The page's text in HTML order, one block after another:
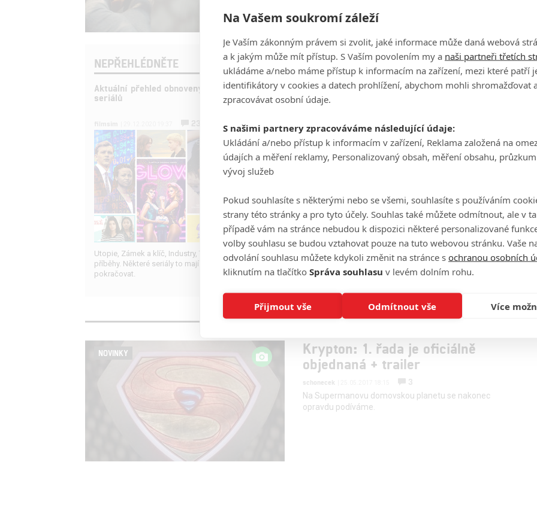
NEPŘEHLÉDNĚTE
Aktuální přehled obnovených i zrušených
seriálů
Utopie, Zámek a klíč, Industry, Ted Lasso nebo Kačeří
příběhy. Některé seriály to mají spočítané, jiné budou
pokračovat.
Ester a Karolína: ČT nabídla dva vynikající
pohledy na lidskou nezlomnost
| 16.01.2021 18:00 3
Zdaleka nejlepší českou novinkou letošního roku
jsou dva zdánlivě obyčejné příběhy známé
moderátorky a běžné podnikatelky.
NOVINKY
Krypton: 1. řada je oficiálně
objednaná + trailer
schonecek
3
Na Supermanovu domovskou planetu se nakonec
opravdu podíváme.
Na Vašem soukromí záleží
Je Vaším zákonným právem si zvolit, jaké informace může daná webová
a k jakým může mít přístup. S Vaším povolením my a naši partneři třetích
ukládáme a/nebo máme přístup k informacím na zařízení, mezi které patří
identifikátory v cookies a datech prohlížení, abychom mohli shromažďovat
zpracovávat osobní údaje.
S našimi partnery zpracováváme následující údaje:
Ukládání a/nebo přístup k informacím v zařízení, Reklama založená na
údajích a měření reklamy, Personalizovaný obsah, měření obsahu,
vývoj služeb
Pokud souhlasíte s některými nebo se všemi, souhlasíte s používáním
strany této stránky a pro tyto účely. Souhlas také můžete odmítnout, ale v
případě vám na stránce nebudou k dispozici některé personalizované
volby souhlasu se budou vztahovat pouze na tuto webovou stránku. Vaše
odvolání souhlasu můžete kdykoli změnit na stránce s ochranou osobních
kliknutím na tlačítko Správa souhlasu v levém dolním rohu.
Přijmout vše Odmítnout vše Více